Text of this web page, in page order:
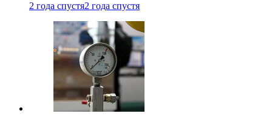
2 года спустя2 года спустя